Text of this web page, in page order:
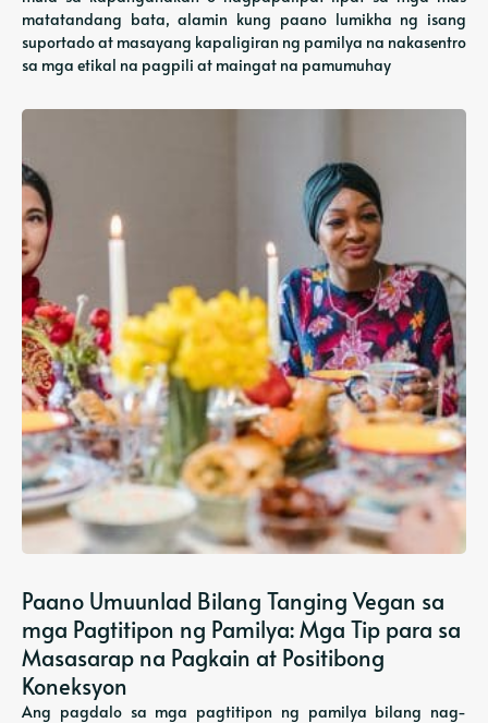
matatandang bata, alamin kung paano lumikha ng isang
suportado at masayang kapaligiran ng pamilya na nakasentro
sa mga etikal na pagpili at maingat na pamumuhay
Paano Umuunlad Bilang Tanging Vegan sa
mga Pagtitipon ng Pamilya: Mga Tip para sa
Masasarap na Pagkain at Positibong
Koneksyon
Ang pagdalo sa mga pagtitipon ng pamilya bilang nag-